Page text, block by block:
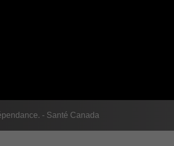
- Santé Canada